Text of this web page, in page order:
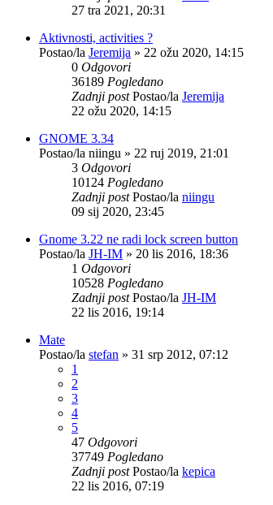
27 tra 2021, 20:31
Aktivnosti, activities ?
Postao/la Jeremija » 22 ožu 2020, 14:15
0 Odgovori
36189 Pogledano
Zadnji postPostao/la Jeremija
22 ožu 2020, 14:15
GNOME 3.34
Postao/la niingu » 22 ruj 2019, 21:01
3 Odgovori
10124 Pogledano
Zadnji postPostao/la niingu
09 sij 2020, 23:45
Gnome 3.22 ne radi lock screen button
Postao/la JH-IM » 20 lis 2016, 18:36
1 Odgovori
10528 Pogledano
Zadnji postPostao/la JH-IM
22 lis 2016, 19:14
Mate
Postao/la stefan » 31 srp 2012, 07:12
1
2
3
4
5
47 Odgovori
37749 Pogledano
Zadnji postPostao/la kepica
22 lis 2016, 07:19